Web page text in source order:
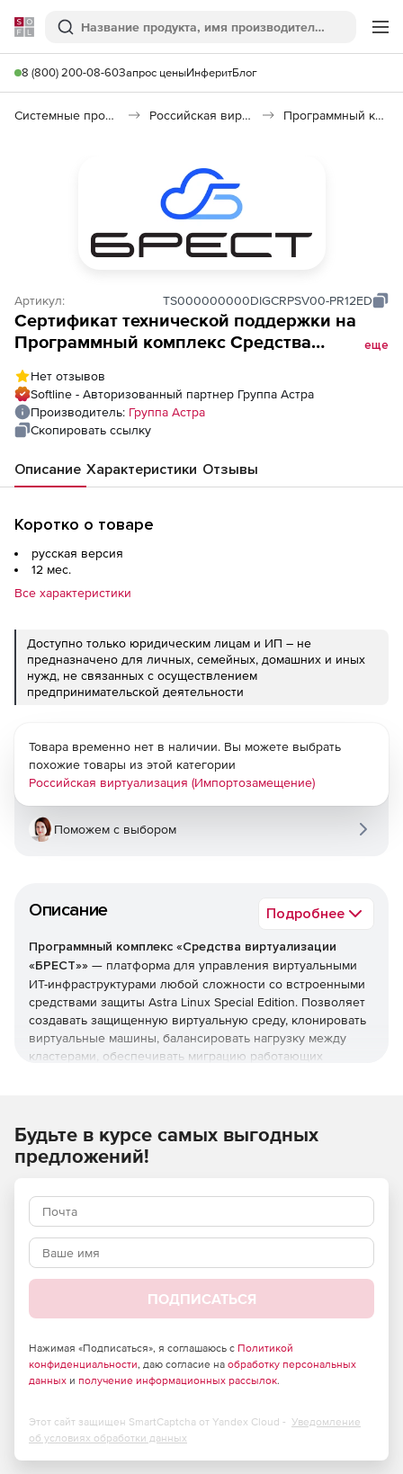
Softline
Поиск
8 (800) 200-08-60Запрос ценыИнферитБлог
Системные программы Российская виртуализация (Импортозамещение) Программный комплекс «Средства виртуализации «БРЕСТ»»
Артикул: TS000000000DIGCRPSV00-PR12ED
Сертификат технической поддержки на
Программный комплекс Средства
(Брест Корпоратив), на 1 сервер, тип
Привилегированная, для образовательных
организаций и библиотек на 12 мес
еще
Нет отзывов
Softline - Авторизованный партнер Группа Астра
Производитель: Группа Астра
Скопировать ссылку
Описание Характеристики Отзывы
Коротко о товаре
русская версия
12 мес.
Все характеристики
Доступно только юридическим лицам и ИП – не
предназначено для личных, семейных, домашних и иных
нужд, не связанных с осуществлением
предпринимательской деятельности
Описание Подробнее
Программный комплекс «Средства виртуализации
«БРЕСТ»» — платформа для управления виртуальными
ИТ-инфраструктурами любой сложности со встроенными
средствами защиты Astra Linux Special Edition. Позволяет
создавать защищенную виртуальную среду, клонировать
виртуальные машины, балансировать нагрузку между
кластерами, обеспечивать миграцию работающих
Топ-3 преимуществ ПК СВ «Брест»:
Серверная и облачная виртуализация.
Поддерживает все уровни конфиденциальности.
Полноценное решение для ЦОД
Функционал:
Централизованное управление из интерфейса:
Группами виртуальных машин (далее ВМ);
Товара временно нет в наличии. Вы можете выбрать
похожие товары из этой категории
Российская виртуализация (Импортозамещение)
Поможем с выбором
Будьте в курсе самых выгодных
предложений!
ПОДПИСАТЬСЯ
Нажимая «Подписаться», я соглашаюсь с Политикой
конфиденциальности, даю согласие на обработку персональных
данных и получение информационных рассылок.
Этот сайт защищен SmartCaptcha от Yandex Cloud - Уведомление
об условиях обработки данных